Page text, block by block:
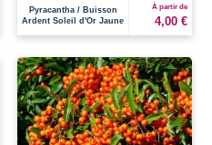
Pyracantha / Buisson
Ardent Soleil d'Or Jaune
À partir de
4,00 €